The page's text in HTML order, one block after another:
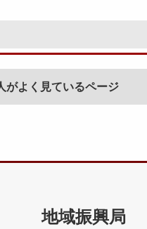
がよく見ているページ
地域振興局